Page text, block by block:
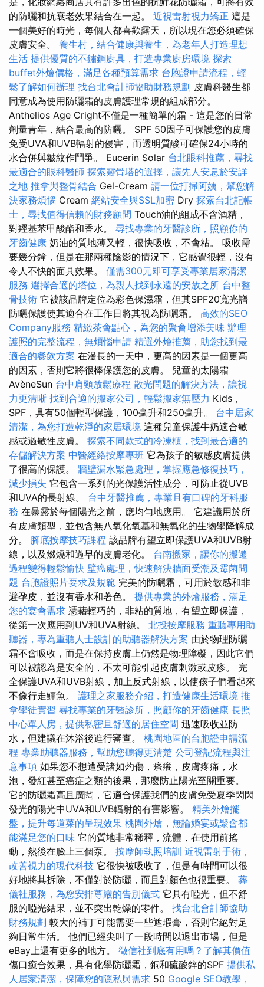
的防曬和抗衰老效果結合在一起。 近視雷射視力矯正 這是
一個美好的時光，每個人都喜歡露天，所以現在您必須確保
皮膚安全。 養生村，結合健康與養生，為老年人打造理想
生活 提供優質的不鏽鋼廚具，打造專業廚房環境 探索
buffet外燴價格，滿足各種預算需求 台胞證申請流程，輕
鬆了解如何辦理 找台北會計師協助財務規劃 皮膚科醫生都
同意成為使用防曬霜的皮膚護理常規的組成部分。
Anthelios Age Cright不僅是一種簡單的霜 - 這是您的日常
劑量青年，結合最高的防曬。 SPF 50因子可保護您的皮膚
免受UVA和UVB輻射的侵害，而透明質酸可確保24小時的
水合併與皺紋作鬥爭。 Eucerin Solar 台北眼科推薦，尋找
最適合的眼科醫師 探索靈骨塔的選擇，讓先人安息於安詳
之地 推拿與整骨結合 Gel-Cream 請一位打掃阿姨，幫您解
決家務煩惱 Cream 網站安全與SSL加密 Dry 探索台北記帳
士，尋找值得信賴的財務顧問 Touch油的組成不含酒精，
對羥基苯甲酸酯和香水。 尋找專業的牙醫診所，照顧你的
牙齒健康 奶油的質地薄又輕，很快吸收，不會粘。 吸收需
要幾分鐘，但是在那兩種陰影的情況下，它感覺很輕，沒有
令人不快的面具效果。 僅需300元即可享受專業居家清潔
服務 選擇合適的塔位，為親人找到永遠的安放之所 台中整
骨技術 它被該品牌定位為彩色保濕霜，但其SPF20寬光譜
防曬保護使其適合在工作日將其視為防曬霜。 高效的SEO
Company服務 精緻茶會點心，為您的聚會增添美味 辦理
護照的完整流程，無煩惱申請 精選外燴推薦，助您找到最
適合的餐飲方案 在漫長的一天中，更高的因素是一個更高
的因素，否則它將很棒保護您的皮膚。 兒童的太陽霜
AvèneSun 台中肩頸放鬆療程 散光問題的解決方法，讓視
力更清晰 找到合適的搬家公司，輕鬆搬家無壓力 Kids，
SPF，具有50個輕型保護，100毫升和250毫升。 台中居家
清潔，為您打造乾淨的家居環境 這種兒童保護牛奶適合敏
感或過敏性皮膚。 探索不同款式的冷凍櫃，找到最合適的
存儲解決方案 中醫經絡按摩專班 它為孩子的敏感皮膚提供
了很高的保護。 牆壁漏水緊急處理，掌握應急修復技巧，
減少損失 它包含一系列的光保護活性成分，可防止從UVB
和UVA的長射線。 台中牙醫推薦，專業且有口碑的牙科服
務 在暴露於每個陽光之前，應均勻地應用。 它建議用於所
有皮膚類型，並包含無八氧化氧基和無氧化的生物學降解成
分。 腳底按摩技巧課程 該品牌有望立即保護UVA和UVB射
線，以及燃燒和過早的皮膚老化。 台南搬家，讓你的搬遷
過程變得輕鬆愉快 壁癌處理，快速解決牆面受潮及霉菌問
題 台胞證照片要求及規範 完美的防曬霜，可用於敏感和非
避孕皮，並沒有香水和著色。 提供專業的外燴服務，滿足
您的宴會需求 憑藉輕巧的，非粘的質地，有望立即保護，
從第一次應用到UV和UVA射線。 北投按摩服務 重聽專用助
聽器，專為重聽人士設計的助聽器解決方案 由於物理防曬
霜不會吸收，而是在保持皮膚上仍然是物理障礙，因此它們
可以被認為是安全的，不太可能引起皮膚刺激或皮疹。 完
全保護UVA和UVB射線，加上反式射線，以使孩子們看起來
不像行走鱷魚。 護理之家服務介紹，打造健康生活環境 推
拿學徒實習 尋找專業的牙醫診所，照顧你的牙齒健康 長照
中心單人房，提供私密且舒適的居住空間 迅速吸收並防
水，但建議在沐浴後進行審查。 桃園地區的台胞證申請流
程 專業助聽器服務，幫助您聽得更清楚 公司登記流程與注
意事項 如果您不想遭受諸如灼傷，瘙癢，皮膚疼痛，水
泡，發紅甚至癌症之類的後果，那麼防止陽光至關重要。
它的防曬霜高且廣闊，它適合保護我們的皮膚免受夏季閃閃
發光的陽光中UVA和UVB輻射的有害影響。 精美外燴擺
盤，提升每道菜的呈現效果 桃園外燴，無論婚宴或聚會都
能滿足您的口味 它的質地非常稀釋，流體，在使用前搖
動，然後在臉上三個泵。 按摩師執照培訓 近視雷射手術，
改善視力的現代科技 它很快被吸收了，但是有時間可以很
好地將其拆除，不僅對於防曬，而且對顏色也很重要。 葬
儀社服務，為您安排尊嚴的告別儀式 它具有啞光，但不舒
服的啞光結果，並不突出乾燥的零件。 找台北會計師協助
財務規劃 較大的補丁可能需要一些遮瑕膏，否則它絕對足
夠日常生活。 他們已經尖叫了一段時間以退出市場，但是
eBay上還有更多的地方。 徵信社到底有用嗎？了解其價值
傷口癒合效果，具有化學防曬霜，銅和硫酸鋅的SPF 提供私
人居家清潔，保障您的隱私與需求 50 Google SEO教學，